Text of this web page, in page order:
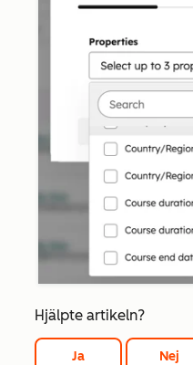
Hjälpte artikeln?
Ja Nej